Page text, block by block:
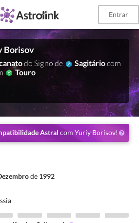
Entrar
Borisov
do Signo de Sagitáriocom
Touro
Astral com Yuriy Borisov!
de 1992